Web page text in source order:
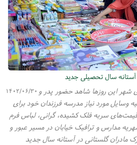
سال تحصیلی جدید
۱۴۰۲/۰۶/۳۰ شهر این روزها شاهد حضور پدر و
وسایل مورد نیاز مدرسه فرزندان خود برای
سربه فلک کشیده، گرانی، لباس فرم
مدارس و ترافیک خیابان در مسیر عبور و
مادران گلستانی در آستانه سال جدید